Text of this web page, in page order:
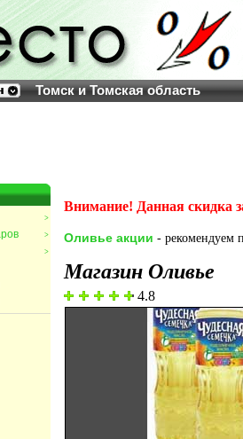
Томск и Томская область
>
>
>
Внимание! Данная скидка
Оливье акции - рекомендуем
Магазин Оливье
4.8